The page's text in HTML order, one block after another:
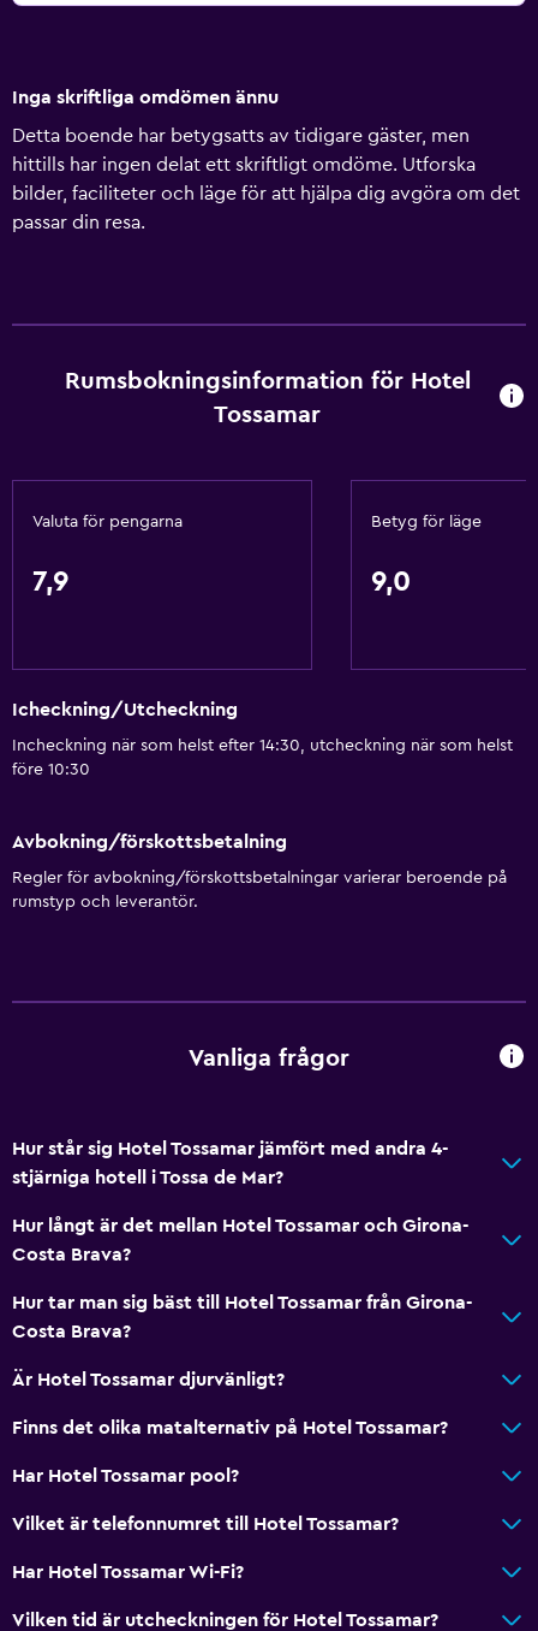
Inga skriftliga omdömen ännu
Detta boende har betygsatts av tidigare gäster, men
hittills har ingen delat ett skriftligt omdöme. Utforska
bilder, faciliteter och läge för att hjälpa dig avgöra om det
passar din resa.
Rumsbokningsinformation för Hotel
Tossamar
Valuta för pengarna
7,9
Betyg för läge
9,0
Icheckning/Utcheckning
Incheckning när som helst efter 14:30, utcheckning när som helst
före 10:30
Avbokning/förskottsbetalning
Regler för avbokning/förskottsbetalningar varierar beroende på
rumstyp och leverantör.
Vanliga frågor
Hur står sig Hotel Tossamar jämfört med andra 4-
stjärniga hotell i Tossa de Mar?
Hur långt är det mellan Hotel Tossamar och Girona-
Costa Brava?
Hur tar man sig bäst till Hotel Tossamar från Girona-
Costa Brava?
Är Hotel Tossamar djurvänligt?
Finns det olika matalternativ på Hotel Tossamar?
Har Hotel Tossamar pool?
Vilket är telefonnumret till Hotel Tossamar?
Har Hotel Tossamar Wi-Fi?
Vilken tid är utcheckningen för Hotel Tossamar?